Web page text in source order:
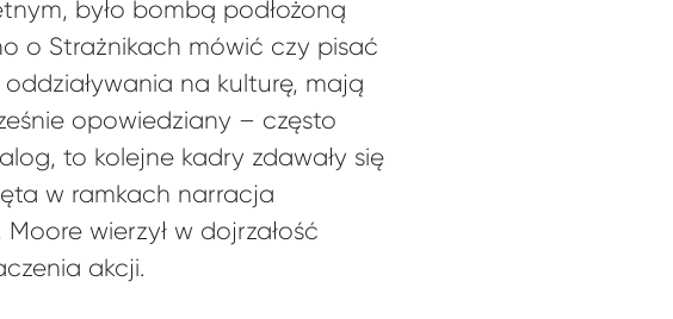
było bombą podłożoną
o Strażnikach mówić czy pisać
na kulturę, mają
opowiedziany – często
to kolejne kadry zdawały się
w ramkach narracja
wierzył w dojrzałość
akcji.